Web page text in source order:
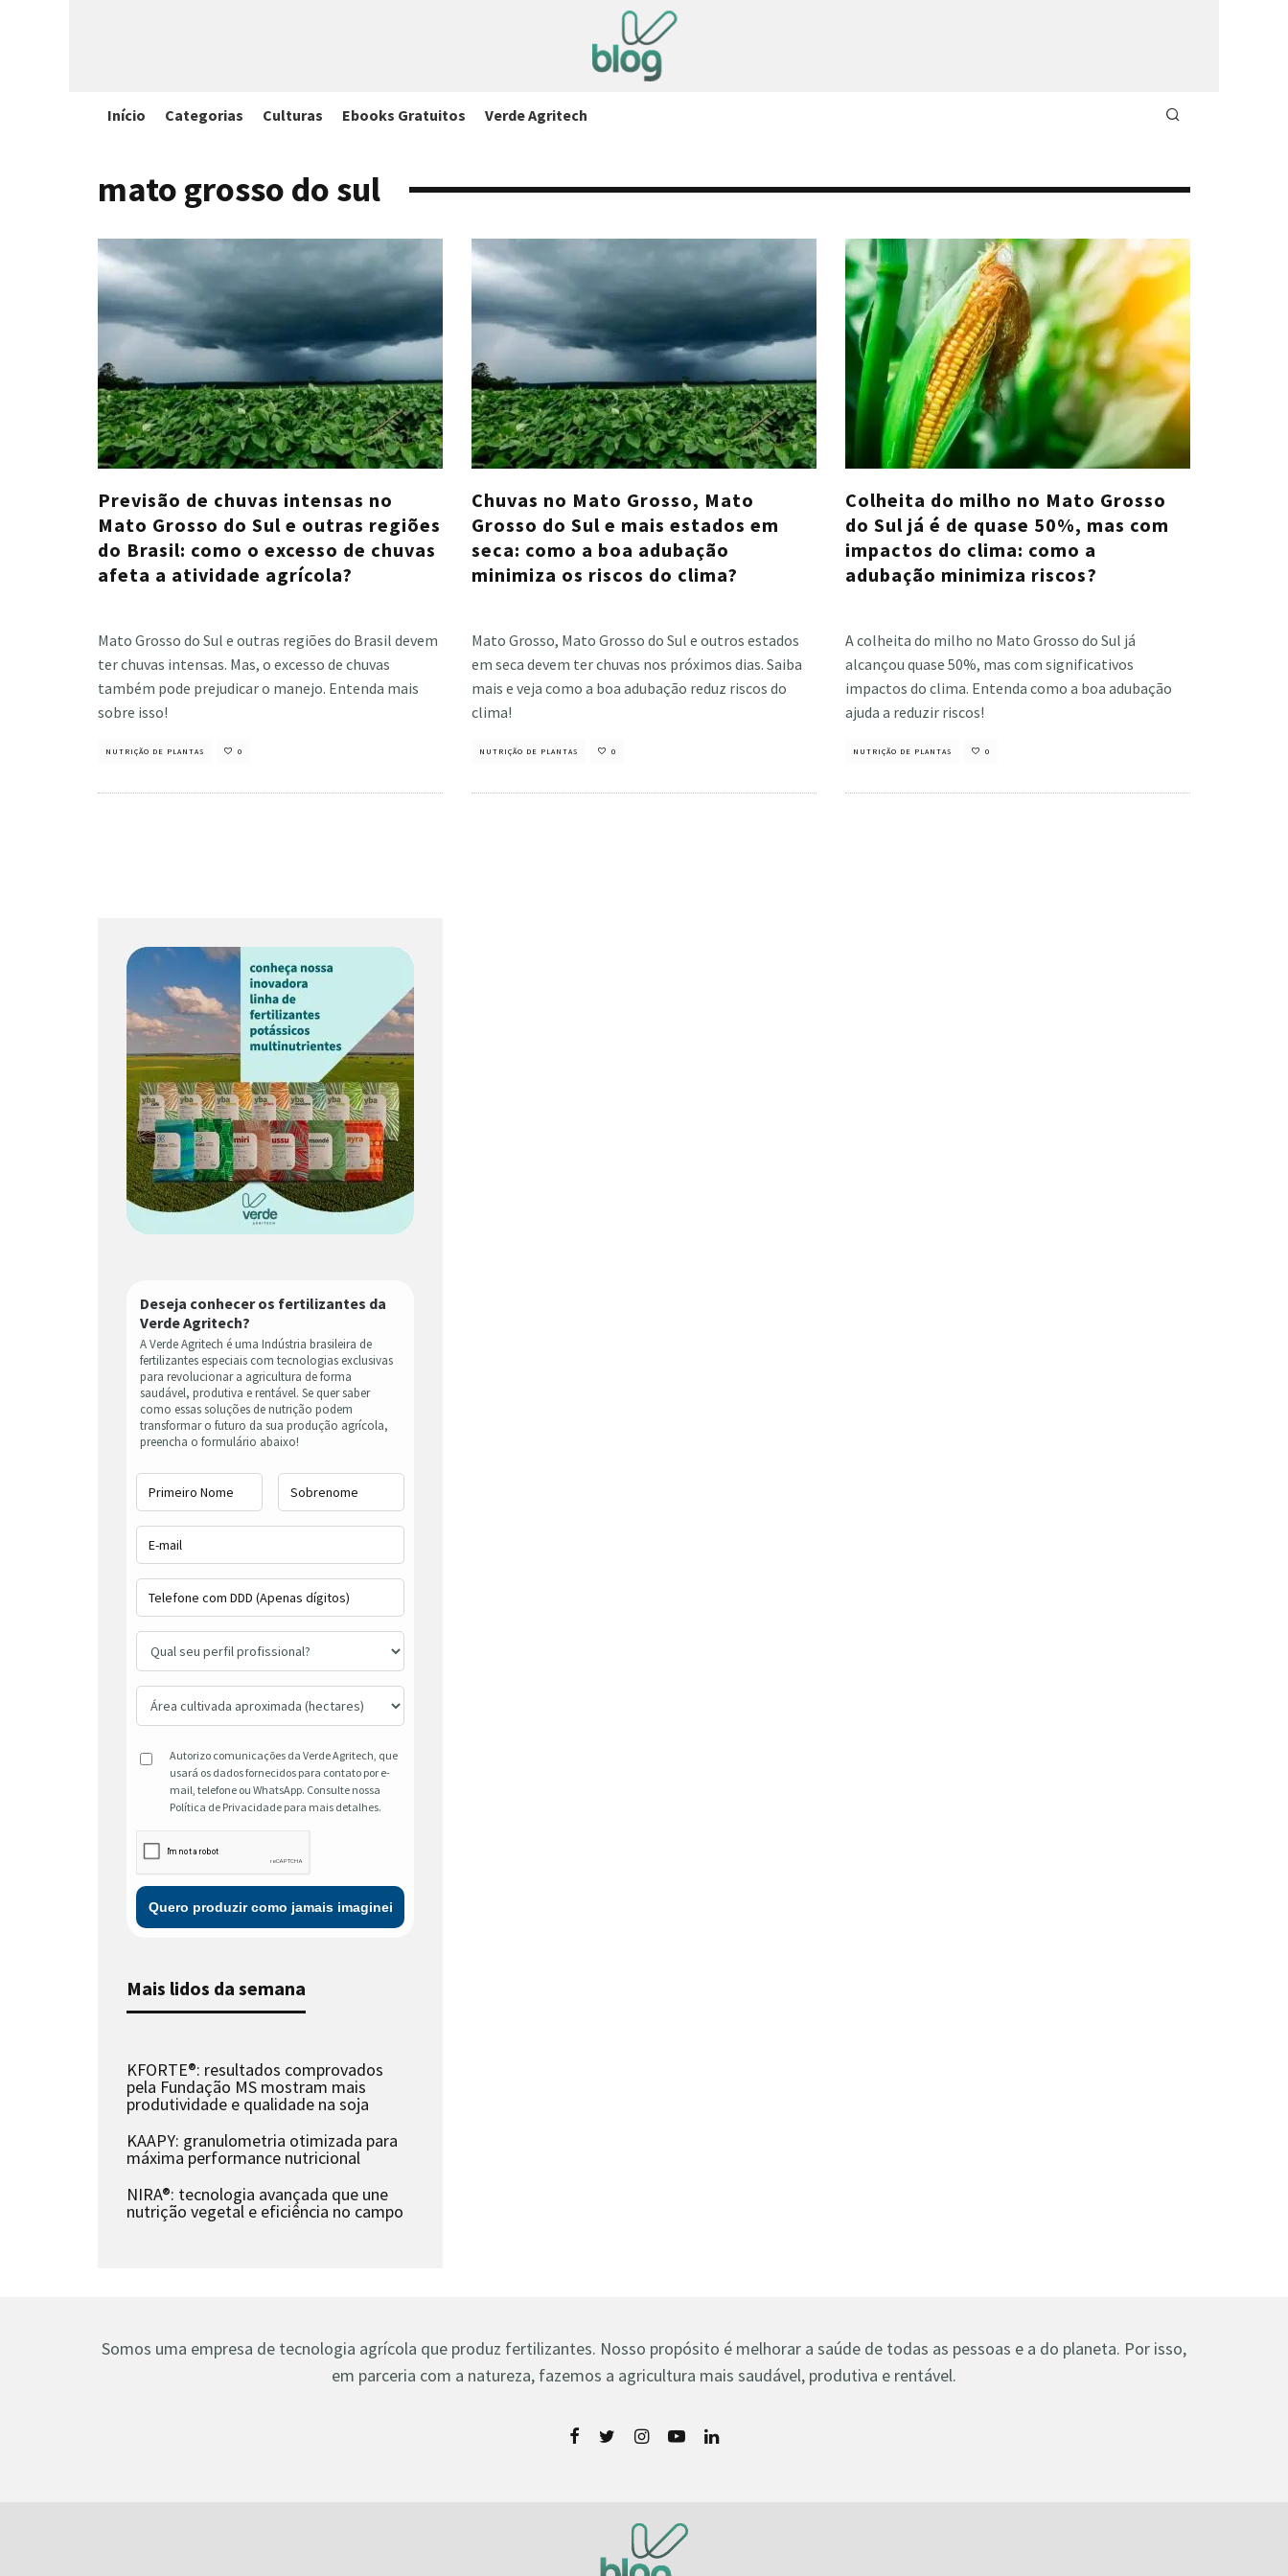
Início Categorias Culturas Ebooks Gratuitos Verde Agritech
mato grosso do sul
Previsão de chuvas intensas no
Mato Grosso do Sul e outras regiões
do Brasil: como o excesso de chuvas
afeta a atividade agrícola?
Mato Grosso do Sul e outras regiões do Brasil devem
ter chuvas intensas. Mas, o excesso de chuvas
também pode prejudicar o manejo. Entenda mais
sobre isso!
NUTRIÇÃO DE PLANTAS 0
Chuvas no Mato Grosso, Mato
Grosso do Sul e mais estados em
seca: como a boa adubação
minimiza os riscos do clima?
Mato Grosso, Mato Grosso do Sul e outros estados
em seca devem ter chuvas nos próximos dias. Saiba
mais e veja como a boa adubação reduz riscos do
clima!
NUTRIÇÃO DE PLANTAS 0
Colheita do milho no Mato Grosso
do Sul já é de quase 50%, mas com
impactos do clima: como a
adubação minimiza riscos?
A colheita do milho no Mato Grosso do Sul já
alcançou quase 50%, mas com significativos
impactos do clima. Entenda como a boa adubação
ajuda a reduzir riscos!
NUTRIÇÃO DE PLANTAS 0
Deseja conhecer os fertilizantes da
Verde Agritech?
A Verde Agritech é uma Indústria brasileira de
fertilizantes especiais com tecnologias exclusivas
para revolucionar a agricultura de forma
saudável, produtiva e rentável. Se quer saber
como essas soluções de nutrição podem
transformar o futuro da sua produção agrícola,
preencha o formulário abaixo!
Autorizo comunicações da Verde Agritech, que
usará os dados fornecidos para contato por e-
mail, telefone ou WhatsApp. Consulte nossa
Política de Privacidade para mais detalhes.
Mais lidos da semana
KFORTE®: resultados comprovados
pela Fundação MS mostram mais
produtividade e qualidade na soja
KAAPY: granulometria otimizada para
máxima performance nutricional
NIRA®: tecnologia avançada que une
nutrição vegetal e eficiência no campo
Somos uma empresa de tecnologia agrícola que produz fertilizantes. Nosso propósito é melhorar a saúde de todas as pessoas e a do planeta. Por isso,
em parceria com a natureza, fazemos a agricultura mais saudável, produtiva e rentável.